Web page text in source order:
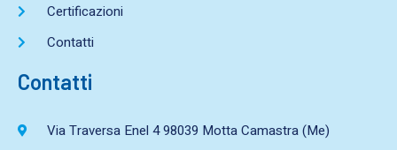
Certificazioni
Contatti
Contatti
Via Traversa Enel 4 98039 Motta Camastra (Me)